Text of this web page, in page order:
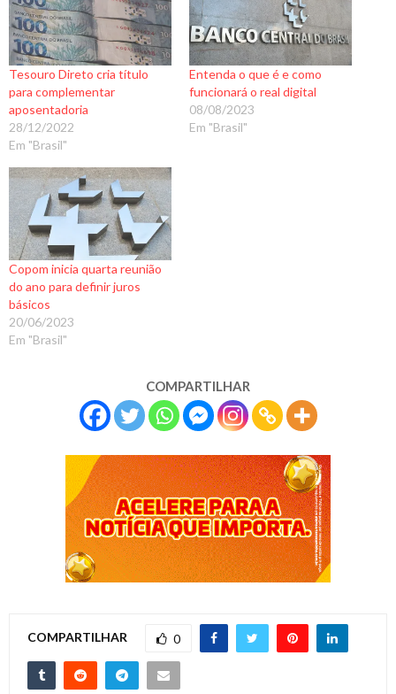
Tesouro Direto cria título
para complementar
aposentadoria
28/12/2022
Em "Brasil"
Entenda o que é e como
funcionará o real digital
08/08/2023
Em "Brasil"
Copom inicia quarta reunião
do ano para definir juros
básicos
20/06/2023
Em "Brasil"
COMPARTILHAR
COMPARTILHAR 0